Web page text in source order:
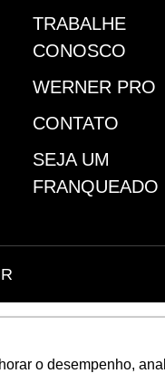
o desempenho,
TRABALHE
CONOSCO
WERNER PRO
CONTATO
SEJA UM
FRANQUEADO